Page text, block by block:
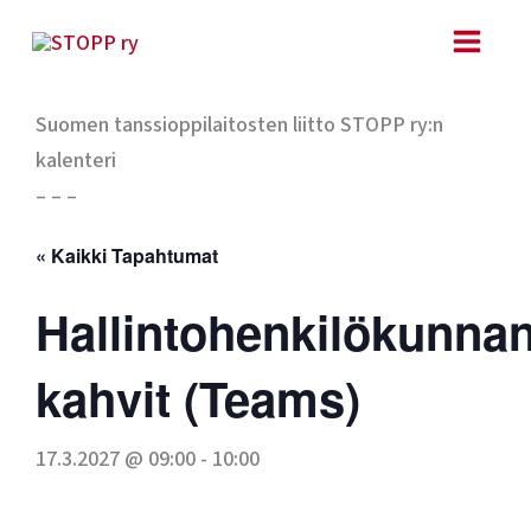
sisältöön
Suomen tanssioppilaitosten liitto STOPP ry:n
kalenteri
– – –
« Kaikki Tapahtumat
kahvit (Teams)
17.3.2027 @ 09:00- 10:00